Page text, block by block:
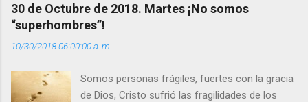
r
i
o
s
30 de Octubre de 2018. Martes ¡No somos
“superhombres”!
10/30/2018 06:00:00 a. m.
Somos personas frágiles, fuertes con la gracia
de Dios, Cristo sufrió las fragilidades de los